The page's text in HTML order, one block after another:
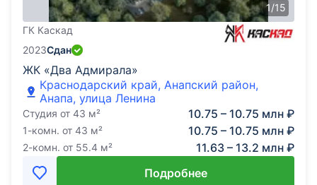
1/15
ГК Каскад
ЖК «Два Адмирала»
2023Сдан
Краснодарский край, Анапский район,
Анапа, улица Ленина
Студия от 43 м² 10.75 – 10.75 млн ₽
1-комн. от 43 м² 10.75 – 10.75 млн ₽
2-комн. от 55.4 м²
11.63 – 13.2 млн ₽
Подробнее